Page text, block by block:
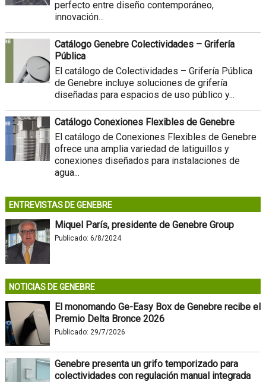
perfecto entre diseño contemporáneo,
innovación...
Catálogo Genebre Colectividades – Grifería
Pública
El catálogo de Colectividades – Grifería Pública
de Genebre incluye soluciones de grifería
diseñadas para espacios de uso público y...
Catálogo Conexiones Flexibles de Genebre
El catálogo de Conexiones Flexibles de Genebre
ofrece una amplia variedad de latiguillos y
conexiones diseñados para instalaciones de
agua...
ENTREVISTAS DE GENEBRE
Miquel París, presidente de Genebre Group
Publicado: 6/8/2024
NOTICIAS DE GENEBRE
El monomando Ge-Easy Box de Genebre recibe el
Premio Delta Bronce 2026
Publicado: 29/7/2026
Genebre presenta un grifo temporizado para
colectividades con regulación manual integrada